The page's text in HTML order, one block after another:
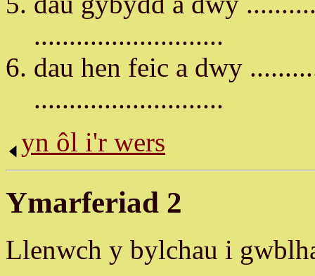
...........................
dau hen feic a dwy
...........................
yn ôl i'r wers
Ymarferiad 2
Llenwch y bylchau i